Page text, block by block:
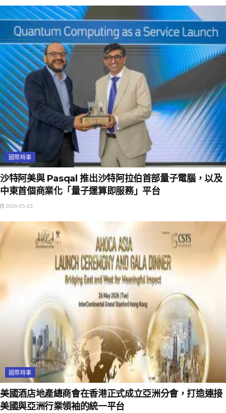
國際時事
沙特阿美與 Pasqal 推出沙特阿拉伯首部量子電腦，以及
中東首個商業化「量子運算即服務」平台
2026-05-23
國際時事
美國酒店地產總商會在香港正式成立亞洲分會，打造連接
美國與亞洲行業領袖的統一平台